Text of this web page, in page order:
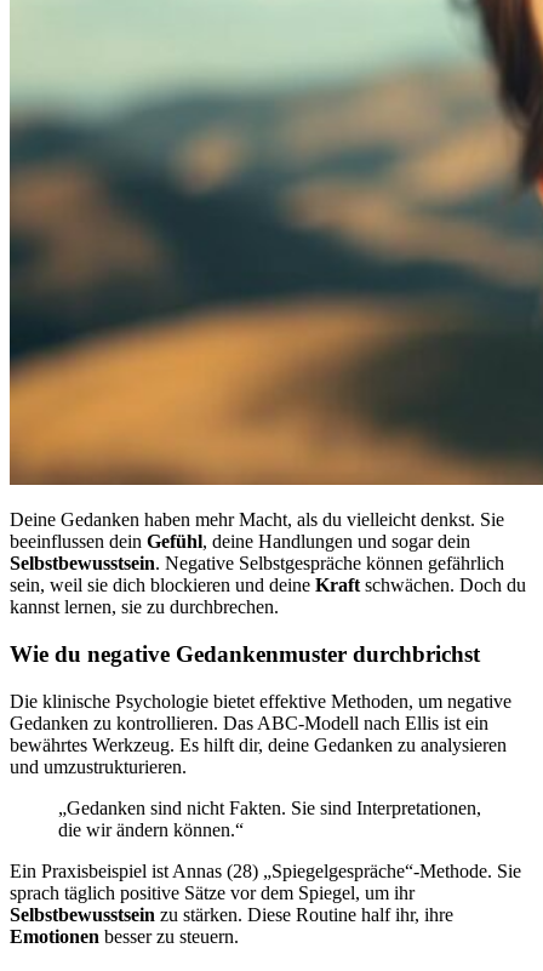
Deine Gedanken haben mehr Macht, als du vielleicht denkst. Sie
beeinflussen dein Gefühl, deine Handlungen und sogar dein
Selbstbewusstsein. Negative Selbstgespräche können gefährlich
sein, weil sie dich blockieren und deine Kraft schwächen. Doch du
kannst lernen, sie zu durchbrechen.
Wie du negative Gedankenmuster durchbrichst
Die klinische Psychologie bietet effektive Methoden, um negative
Gedanken zu kontrollieren. Das ABC-Modell nach Ellis ist ein
bewährtes Werkzeug. Es hilft dir, deine Gedanken zu analysieren
und umzustrukturieren.
„Gedanken sind nicht Fakten. Sie sind Interpretationen,
die wir ändern können.“
Ein Praxisbeispiel ist Annas (28) „Spiegelgespräche“-Methode. Sie
sprach täglich positive Sätze vor dem Spiegel, um ihr
Selbstbewusstsein zu stärken. Diese Routine half ihr, ihre
Emotionen besser zu steuern.